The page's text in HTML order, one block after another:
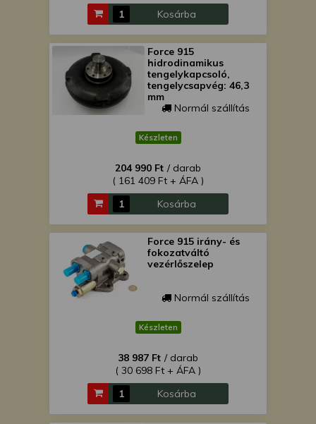
Kosárba
Force 915
hidrodinamikus
tengelykapcsoló,
tengelycsapvég: 46,3
mm
Normál szállítás
Készleten
204 990 Ft / darab
( 161 409 Ft + ÁFA )
Kosárba
Force 915 irány- és
fokozatváltó
vezérlőszelep
Normál szállítás
Készleten
38 987 Ft / darab
( 30 698 Ft + ÁFA )
Kosárba